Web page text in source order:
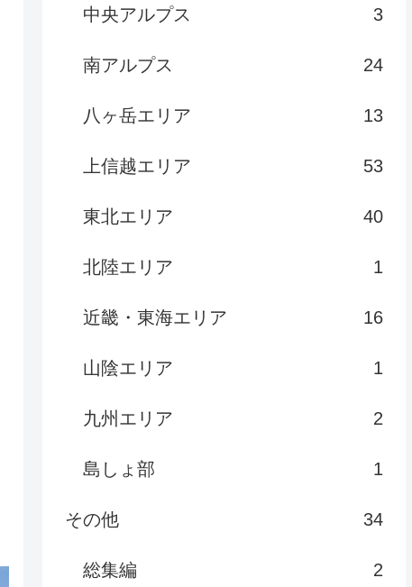
中央アルプス 3
南アルプス 24
八ヶ岳エリア 13
上信越エリア 53
東北エリア 40
北陸エリア 1
近畿・東海エリア 16
山陰エリア 1
九州エリア 2
島しょ部 1
その他 34
総集編 2